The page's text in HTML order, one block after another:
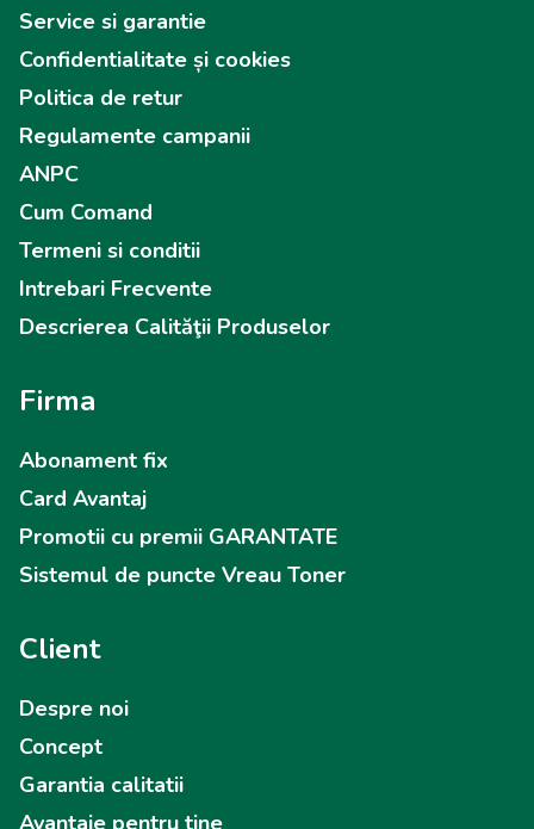
Service si garantie
Confidentialitate și cookies
Politica de retur
Regulamente campanii
ANPC
Cum Comand
Termeni si conditii
Intrebari Frecvente
Descrierea Calităţii Produselor
Firma
Abonament fix
Card Avantaj
Promotii cu premii GARANTATE
Sistemul de puncte Vreau Toner
Client
Despre noi
Concept
Garantia calitatii
Avantaje pentru tine